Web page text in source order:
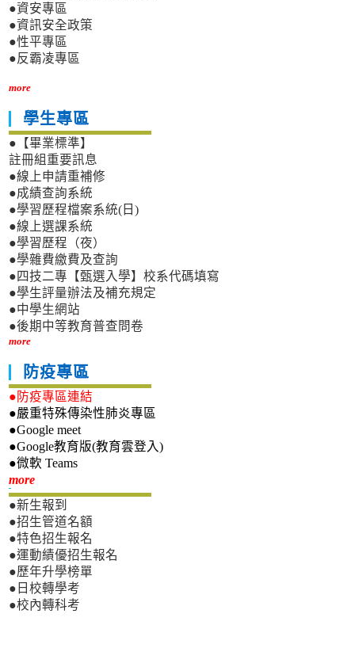
●資安專區
●資訊安全政策
●性平專區
●反霸凌專區
more
學生專區
●【畢業標準】
註冊組重要訊息
●線上申請重補修
●成績查詢系統
●學習歷程檔案系統(日)
●線上選課系統
●學習歷程（夜）
●學雜費繳費及查詢
●四技二專【甄選入學】校系代碼填寫
●學生評量辦法及補充規定
●中學生網站
●後期中等教育普查問卷
more
防疫專區
●防疫專區連結
●嚴重特殊傳染性肺炎專區
●Google meet
●Google教育版(教育雲登入)
●微軟 Teams
more新生專區
●新生報到
●招生管道名額
●特色招生報名
●運動績優招生報名
●歷年升學榜單
●日校轉學考
●校內轉科考